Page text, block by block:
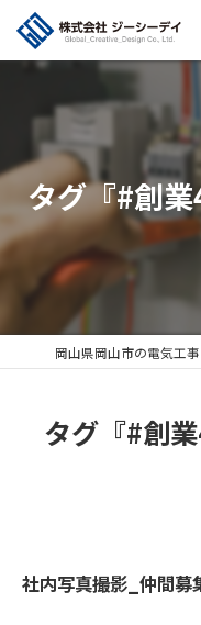
タグ『#創
タグ『#創
社内写真撮影_仲間募